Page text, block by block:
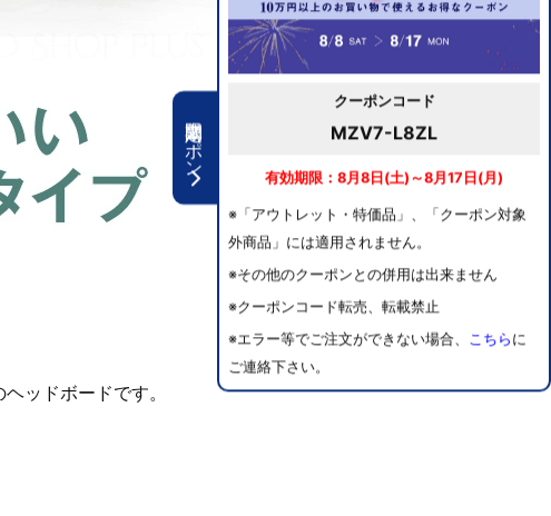
期間限定クーポン
クーポンコード
MZV7-L8ZL
有効期限：8月8日(土)～8月17日(月)
※「アウトレット・特価品」、「クーポン対象
外商品」には適用されません。
※その他のクーポンとの併用は出来ません
※クーポンコード転売、転載禁止
※エラー等でご注文ができない場合、 こちら に
ご連絡下さい。
ッドボードです。